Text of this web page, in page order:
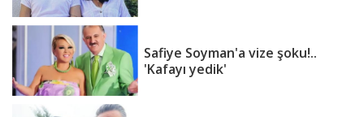
Safiye Soyman'a vize şoku!..
'Kafayı yedik'